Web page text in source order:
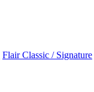
Flair Classic / Signature